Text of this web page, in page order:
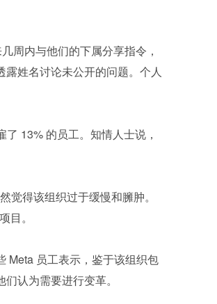
周内与他们的下属分享指令，
姓名讨论未公开的问题。个人
13% 的员工。知情人士说，
觉得该组织过于缓慢和臃肿。
目。
Meta 员工表示，鉴于该组织包
认为需要进行变革。